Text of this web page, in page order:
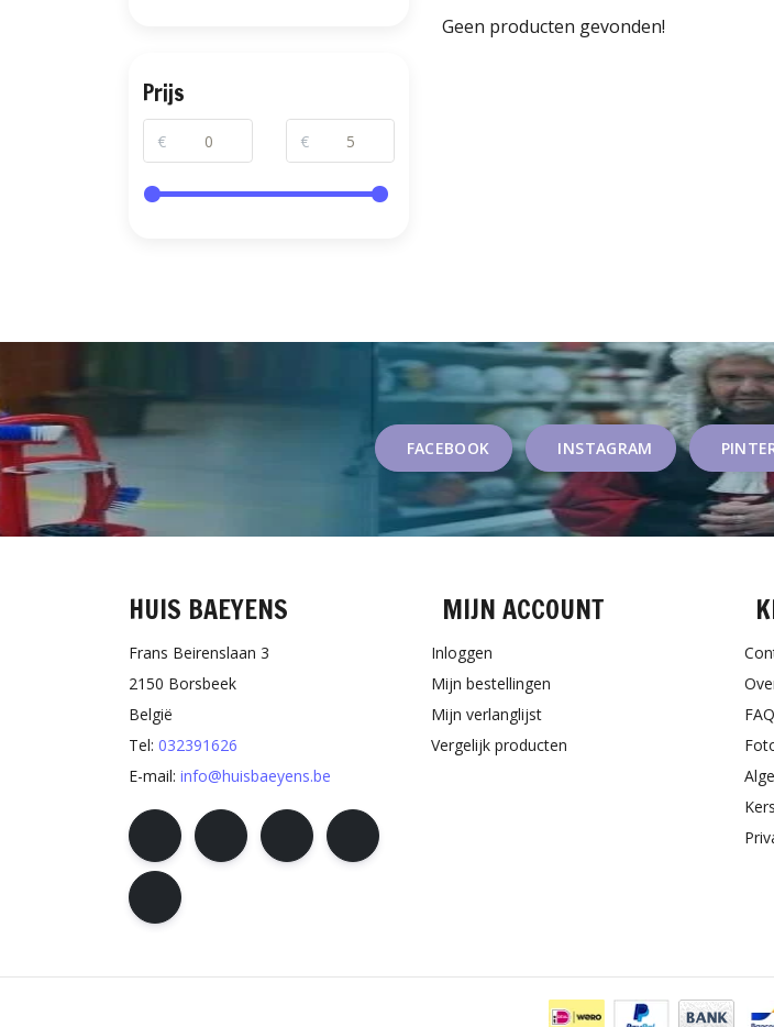
Geen producten gevonden!
Prijs
€ €
FACEBOOK INSTAGRAM
HUIS BAEYENS
Frans Beirenslaan 3
2150 Borsbeek
België
Tel: 032391626
E-mail: info@huisbaeyens.be
MIJN ACCOUNT
Inloggen
Mijn bestellingen
Mijn verlanglijst
Vergelijk producten
FAQ